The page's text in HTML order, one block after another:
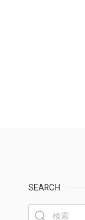
SEARCH